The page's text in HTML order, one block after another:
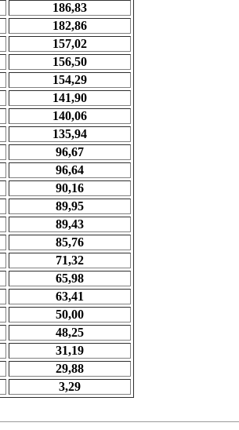
186,83
182,86
157,02
156,50
154,29
141,90
140,06
135,94
96,67
96,64
90,16
89,95
89,43
85,76
71,32
65,98
63,41
50,00
48,25
31,19
29,88
3,29